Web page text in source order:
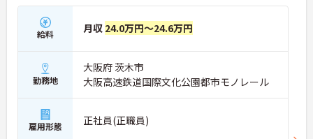
給料 月収 24.0万円～24.6万円
勤務地
大阪府 茨木市
大阪高速鉄道国際文化公園都市モノレール
雇用形態 正社員(正職員)